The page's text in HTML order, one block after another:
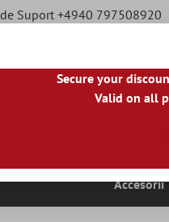
Suport +4940 797508920
ES|PL|PT |FI
Accesorii
Secure your
Valid on all